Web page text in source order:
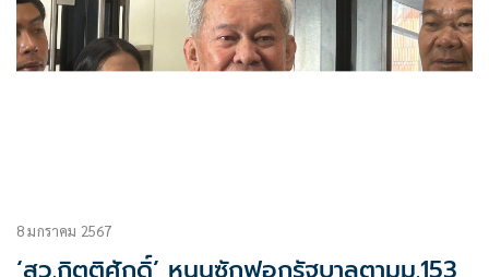
8 มกราคม 2567
‘สว.กิตติศักดิ์’ หนุนซักฟอกรัฐบาลตามม.153